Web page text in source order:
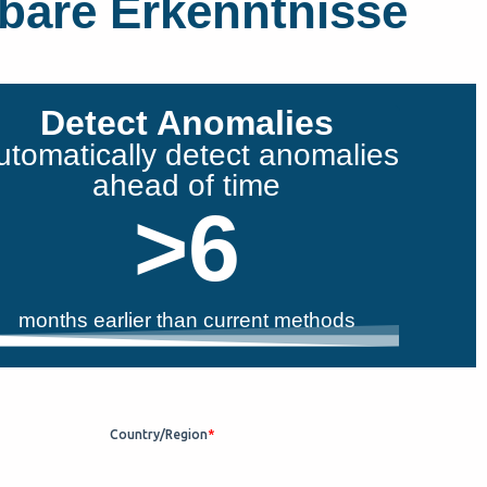
Erkenntnisse
Detect Anomalies
detect anomalies
ahead of time
months earlier than current methods
>6